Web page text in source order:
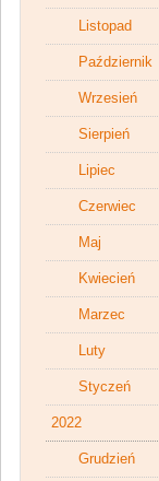
Listopad
Październik
Wrzesień
Sierpień
Lipiec
Czerwiec
Maj
Kwiecień
Marzec
Luty
Styczeń
2022
Grudzień